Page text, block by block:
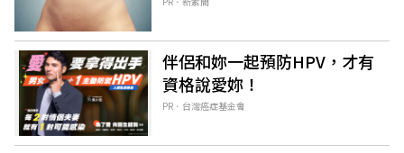
伴侶和妳一起預防HPV，才有
資格說愛妳！
PR．台灣癌症基金會